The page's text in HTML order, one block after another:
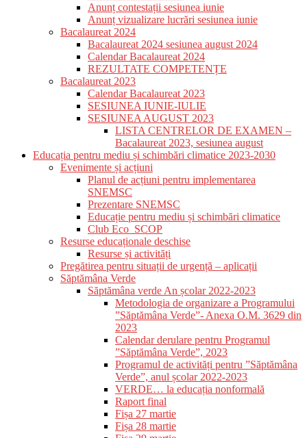
Anunț contestații sesiunea iunie
Anunț vizualizare lucrări sesiunea iunie
Bacalaureat 2024
Bacalaureat 2024 sesiunea august 2024
Calendar Bacalaureat 2024
REZULTATE COMPETENȚE
Bacalaureat 2023
Calendar Bacalaureat 2023
SESIUNEA IUNIE-IULIE
SESIUNEA AUGUST 2023
LISTA CENTRELOR DE EXAMEN –
Bacalaureat 2023, sesiunea august
Educația pentru mediu și schimbări climatice 2023-2030
Evenimente și acțiuni
Planul de acțiuni pentru implementarea
SNEMSC
Prezentare SNEMSC
Educație pentru mediu și schimbări climatice
Club Eco_SCOP
Resurse educaționale deschise
Resurse și activități
Pregătirea pentru situații de urgență – aplicații
Săptămâna Verde
Săptămâna verde An școlar 2022-2023
Metodologia de organizare a Programului
”Săptămâna Verde”- Anexa O.M. 3629 din
2023
Calendar derulare pentru Programul
”Săptămâna Verde”, 2023
Programul de activități pentru ”Săptămâna
Verde”, anul școlar 2022-2023
VERDE… la educația nonformală
Raport final
Fișa 27 martie
Fișa 28 martie